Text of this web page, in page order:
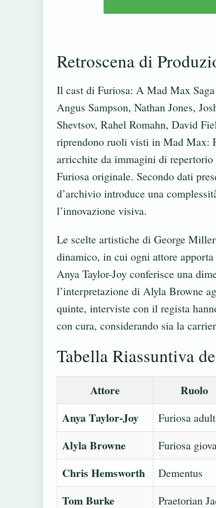
Retroscena di
Il cast di Furiosa: A Mad Max
Angus Sampson, Nathan Jones,
Shevtsov, Rahel Romahn, David
riprendono ruoli visti in Mad Max:
arricchite da immagini di
Furiosa originale. Secondo dati
d’archivio introduce una
l’innovazione visiva.
Le scelte artistiche di George
dinamico, in cui ogni attore
Anya Taylor-Joy conferisce una
l’interpretazione di Alyla Browne
quinte, interviste con il regista
con cura, considerando sia la
Tabella Riassuntiva
Attore Ruolo
Anya Taylor-Joy
Furiosa
Alyla Browne Furiosa
Chris Hemsworth Dementus
Tom Burke Praetorian